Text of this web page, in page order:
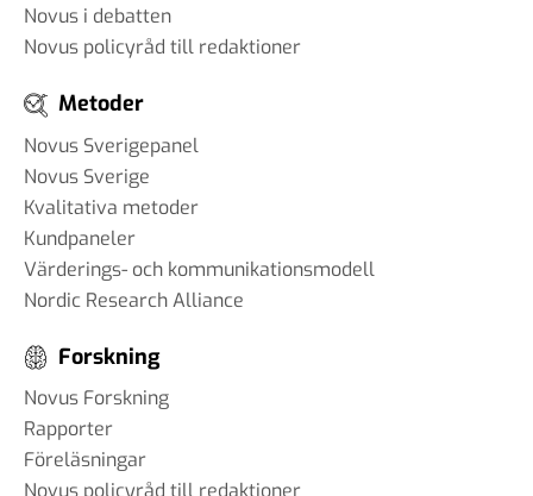
Novus i debatten
Novus policyråd till redaktioner
Metoder
Novus Sverigepanel
Novus Sverige
Kvalitativa metoder
Kundpaneler
Värderings- och kommunikationsmodell
Nordic Research Alliance
Forskning
Novus Forskning
Rapporter
Föreläsningar
Novus policyråd till redaktioner